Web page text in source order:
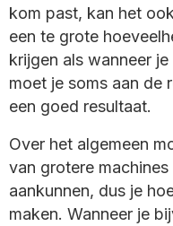
kom past, kan het
een te grote
krijgen als wanneer
moet je soms aan de
een goed resultaat.
Over het algemeen
van grotere
aankunnen, dus je
maken. Wanneer je